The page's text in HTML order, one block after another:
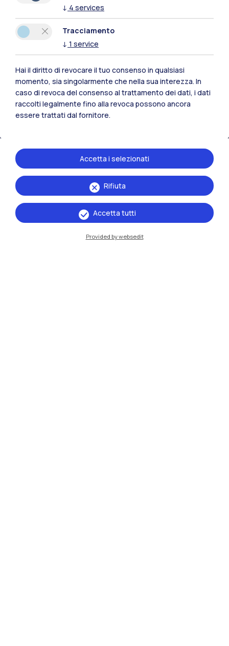
Polimi Community
Tutti i siti dell’ecosistema
Residenze Frontiere
↓ 4 services
Tracciamento
↓ 1 service
Hai il diritto di revocare il tuo consenso in qualsiasi
momento, sia singolarmente che nella sua interezza. In
caso di revoca del consenso al trattamento dei dati, i dati
raccolti legalmente fino alla revoca possono ancora
essere trattati dal fornitore.
Rifiuta
Accetta i selezionati
Accetta tutti
Provided by websedit